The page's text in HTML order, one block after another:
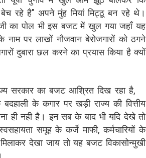
रहे है" अपने मुंह मियां मिट्ठू बन रहे थे।
का पोल भी इस बजट में खुल गया जहाँ यह
नाम पर लाखों नौजवान बेरोजगारों को ठगने
दुबारा छल करने का प्रयास किया है क्यों
सरकार का बजट आश्रित दिख रहा है,
के कगार पर खड़ी राज्य की वित्तीय
ही नही है। इन सब के बाद भी यदि देखे तो
समूह के कर्जे माफी, कर्मचारियों के
देखा जाय तो यह बजट विकासोन्मुखी